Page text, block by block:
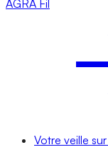
AGRA Fil
Votre veille